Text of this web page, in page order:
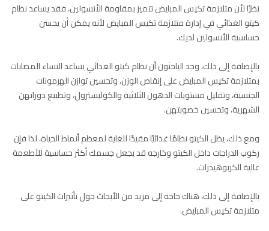
نظرًا لأن متلازمة تكيس المبايض تتميز بمقاومة الأنسولين، فقد يساعد نظام
كيتو الغذائي في إدارة متلازمة تكيس المبايض لأنه يمكن أن يحسن
حساسية الأنسولين لديك.
بالإضافة إلى ذلك، وجد الباحثون أن نظام كيتو الغذائي يساعد النساء المصابات
بمتلازمة تكيس المبايض على إنقاص الوزن، وتحسين توازن الهرمونات
الجنسية، وتقليل مستويات الدهون الثلاثية والكوليسترول، وتطبيع دوراتهن
الشهرية، وتحسين خصوبتهن.
ومع ذلك، يظل الكيتو نظامًا غذائيًا مقيدًا للغاية لمعظم أنماط الحياة، لذا فإن
ركوب الدراجات داخل الكيتو وخارجه قد يجعل جسمك أكثر حساسية للأطعمة
عالية الكربوهيدرات.
بالإضافة إلى ذلك، هناك حاجة إلى مزيد من الأبحاث حول تأثيرات الكيتو على
متلازمة تكيس المبايض.